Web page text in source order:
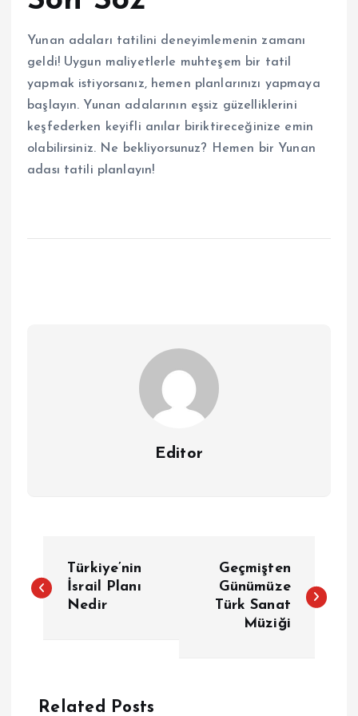
Yunan adaları tatilini deneyimlemenin zamanı
geldi! Uygun maliyetlerle muhteşem bir tatil
yapmak istiyorsanız, hemen planlarınızı yapmaya
başlayın. Yunan adalarının eşsiz güzelliklerini
keşfederken keyifli anılar biriktireceğinize emin
olabilirsiniz. Ne bekliyorsunuz? Hemen bir Yunan
adası tatili planlayın!
Editor
a
Türkiye’nin
İsrail Planı
Nedir
Geçmişten
Günümüze
Türk Sanat
Müziği
Related Posts